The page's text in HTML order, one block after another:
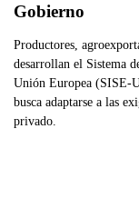
Gobierno
Productores,
desarrollan el Sistema
Unión Europea (SISE-
busca adaptarse a las
privado.